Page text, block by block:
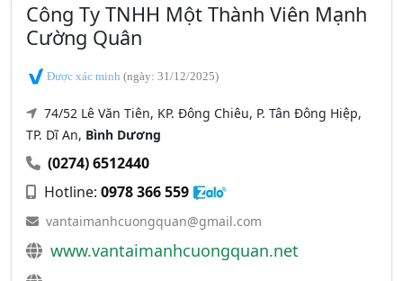
Công Ty TNHH Một Thành Viên Mạnh
Cường Quân
Được xác minh (ngày: 31/12/2025)
74/52 Lê Văn Tiên, KP. Đông Chiêu, P. Tân Đông Hiệp,
TP. Dĩ An, Bình Dương
(0274) 6512440
Hotline: 0978 366 559
vantaimanhcuongquan@gmail.com
www.vantaimanhcuongquan.net